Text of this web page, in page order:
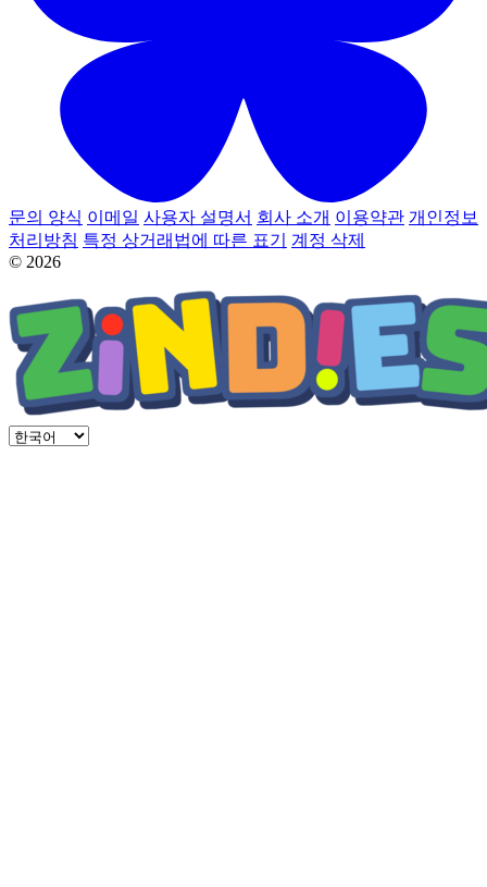
문의 양식 이메일 사용자 설명서 회사 소개 이용약관 개인정보
처리방침 특정 상거래법에 따른 표기
계정 삭제
© 2026